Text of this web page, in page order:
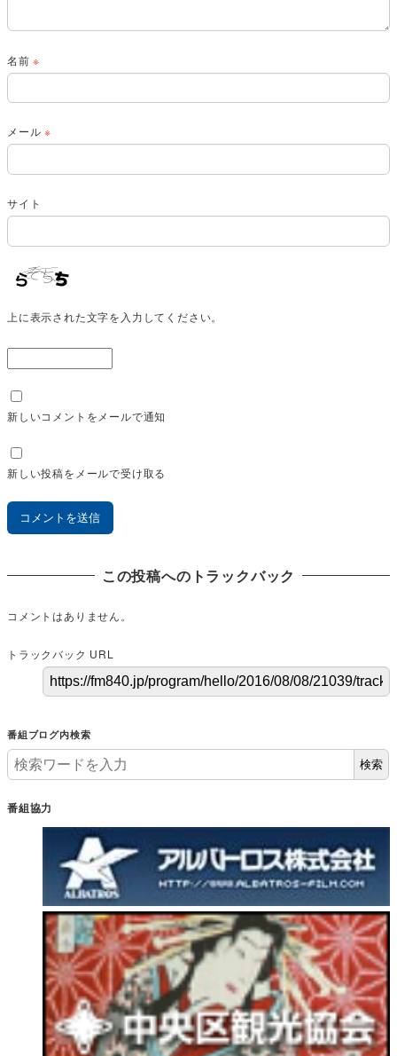
名前※
メール※
サイト
上に表示された文字を入力してください。
新しいコメントをメールで通知
新しい投稿をメールで受け取る
この投稿へのトラックバック
コメントはありません。
トラックバック URL
番組ブログ内検索
検索
番組協力